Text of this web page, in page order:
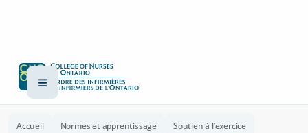
Accueil Normes et apprentissage Soutien à l’exercice